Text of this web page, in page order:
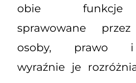
obie funkcje
sprawowane
osoby, prawo i
wyraźnie je